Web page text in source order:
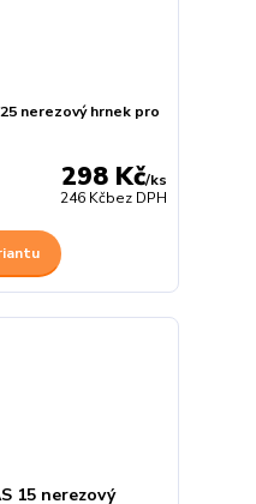
nerezový hrnek pro
298 Kč/ks
246 Kčbez DPH